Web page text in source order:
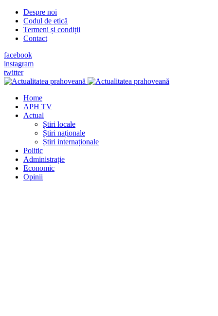
Despre noi
Codul de etică
Termeni și condiții
Contact
facebook
instagram
twitter
Home
APH TV
Actual
Știri locale
Știri naționale
Știri internaționale
Politic
Administrație
Economic
Opinii